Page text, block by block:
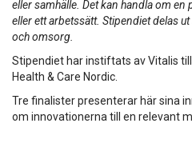
eller samhälle. Det kan handla om
eller ett arbetssätt. Stipendiet delas
och omsorg.
Stipendiet har instiftats av Vitalis
Health & Care Nordic.
Tre finalister presenterar här sina
om innovationerna till en relevant